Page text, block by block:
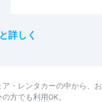
詳しく
ア・レンタカーの中から、
方でも利用OK。